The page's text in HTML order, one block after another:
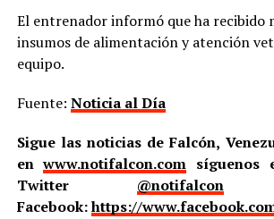
El entrenador informó que ha recibido
insumos de alimentación y atención
equipo.
Fuente: Noticia al Día
Sigue las noticias de Falcón,
enwww.notifalcon.com síguenos
Twitter @notifalcony
Facebook:https://